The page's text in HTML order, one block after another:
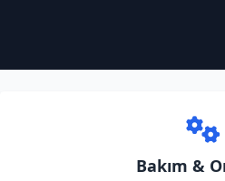
Bakım &